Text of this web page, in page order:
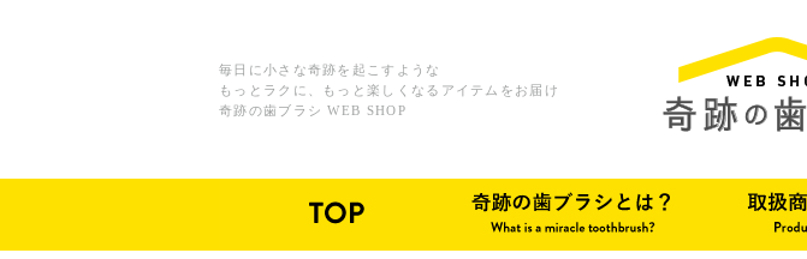
毎日に小さな奇跡を起こすような
もっとラクに、もっと楽しくなるアイテムをお届け
奇跡の歯ブラシ WEB SHOP